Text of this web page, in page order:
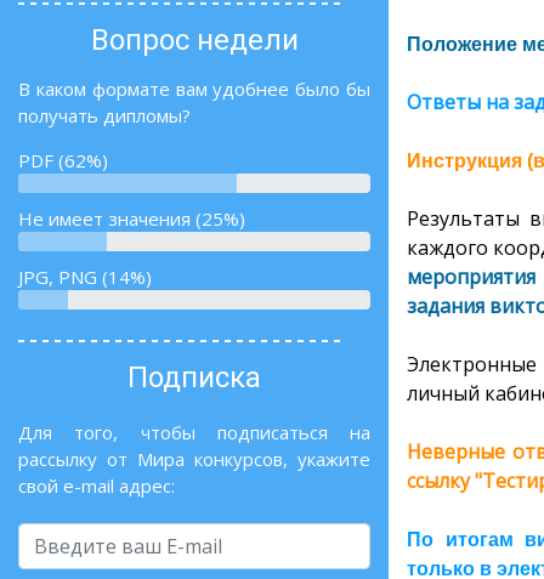
Вопрос недели
В каком формате вам удобнее было бы
получать дипломы?
PDF (62%)
Не имеет значения (25%)
JPG, PNG (14%)
Подписка
Для того, чтобы подписаться на
рассылку от Мира конкурсов, укажите
свой e-mail адрес:
Положение
Ответы на
Инструкция
Результаты
каждого
задания
Электронные
личный
Неверные
ссылку
По итогам
только в